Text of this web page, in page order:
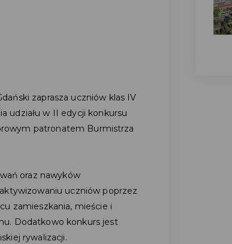
zaprasza uczniów klas IV
udziału w II edycji konkursu
patronatem Burmistrza
oraz nawyków
uczniów poprzez
zamieszkania, mieście i
Dodatkowo konkurs jest
rywalizacji.